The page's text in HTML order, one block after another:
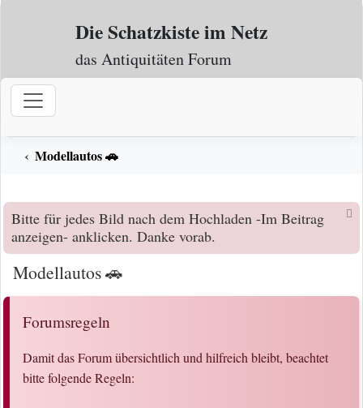
Zum Inhalt
Die Schatzkiste im Netz
das Antiquitäten Forum
Modellautos 🚗
Bitte für jedes Bild nach dem Hochladen -Im Beitrag
anzeigen- anklicken. Danke vorab.
Modellautos 🚗
Forumsregeln
Damit das Forum übersichtlich und hilfreich bleibt, beachtet
bitte folgende Regeln: